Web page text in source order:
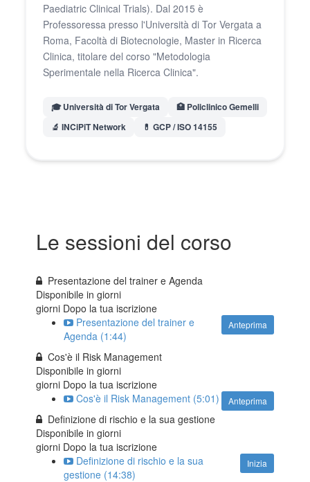
Paediatric Clinical Trials). Dal 2015 è
Professoressa presso l'Università di Tor Vergata a
Roma, Facoltà di Biotecnologie, Master in Ricerca
Clinica, titolare del corso "Metodologia
Sperimentale nella Ricerca Clinica".
🎓 Università di Tor Vergata
🏥 Policlinico Gemelli
🔬 INCiPiT Network
💊 GCP / ISO 14155
Le sessioni del corso
Presentazione del trainer e Agenda
Disponibile ingiorni
giorni Dopo la tua iscrizione
Anteprima
Presentazione del trainer e
Agenda (1:44)
Cos'è il Risk Management
Disponibile ingiorni
giorni Dopo la tua iscrizione
Anteprima
Cos'è il Risk Management (5:01)
Definizione di rischio e la sua gestione
Disponibile ingiorni
giorni Dopo la tua iscrizione
Inizia
Definizione di rischio e la sua
gestione (14:38)